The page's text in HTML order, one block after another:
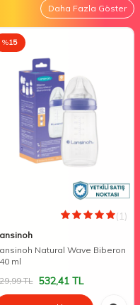
Daha Fazla Göster
%15
(1)
Natural Wave Biberon
ml
TL 532,41TL